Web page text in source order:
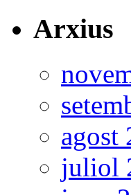
Arxius
agost
juliol